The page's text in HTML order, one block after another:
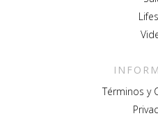
Términos y